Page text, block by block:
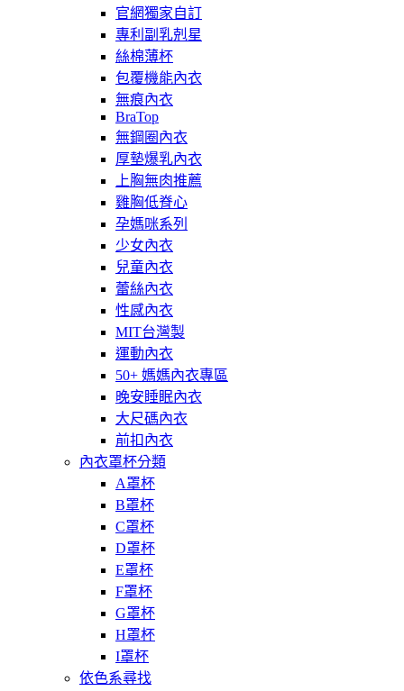
官網獨家自訂
專利副乳剋星
絲棉薄杯
包覆機能內衣
無痕內衣
BraTop
無鋼圈內衣
厚墊爆乳內衣
上胸無肉推薦
雞胸低脊心
孕媽咪系列
少女內衣
兒童內衣
蕾絲內衣
性感內衣
MIT台灣製
運動內衣
50+ 媽媽內衣專區
晚安睡眠內衣
大尺碼內衣
前扣內衣
內衣罩杯分類
A罩杯
B罩杯
C罩杯
D罩杯
E罩杯
F罩杯
G罩杯
H罩杯
I罩杯
依色系尋找